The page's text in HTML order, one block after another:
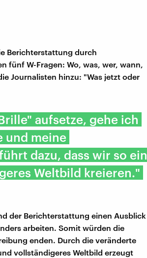
Berichterstattung durch
fünf W-Fragen: Wo, was, wer, wann,
Journalisten hinzu: "Was jetzt oder
aufsetze, gehe ich
und meine
dazu, dass wir so ein
Weltbild kreieren."
der Berichterstattung einen Ausblick
arbeiten. Somit würden die
enden. Durch die veränderte
vollständigeres Weltbild erzeugt